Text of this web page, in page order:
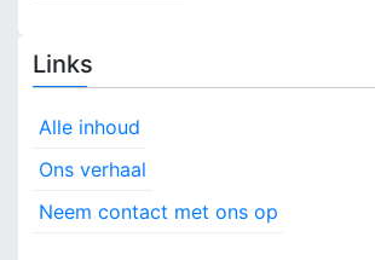
Links
Alle inhoud
Ons verhaal
Neem contact met ons op